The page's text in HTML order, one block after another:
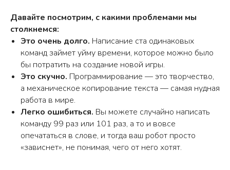
Давайте посмотрим, с какими проблемами мы
столкнемся:
Это очень долго. Написание ста одинаковых
команд займет уйму времени, которое можно было
бы потратить на создание новой игры.
Это скучно. Программирование — это творчество,
а механическое копирование текста — самая нудная
работа в мире.
Легко ошибиться. Вы можете случайно написать
команду 99 раз или 101 раз, а то и вовсе
опечататься в слове, и тогда ваш робот просто
«зависнет», не понимая, чего от него хотят.